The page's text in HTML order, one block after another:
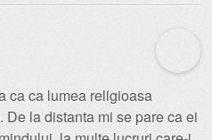
ca ca lumea religioasa
la distanta mi se pare ca ei